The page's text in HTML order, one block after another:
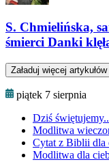
S. Chmielińska,
śmierci Danki
Załaduj więcej artykułów
piątek 7 sierpnia
Dziś
Modlitwa
Cytat z Biblii dla
Modlitwa dla